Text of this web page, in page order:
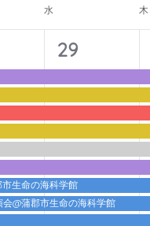
水 木
生命の海科学館
@蒲郡市生命の海科学館
11
イ
ベ
ン
ト,
29